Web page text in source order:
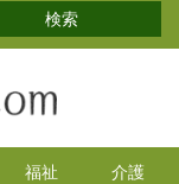
福祉 介護